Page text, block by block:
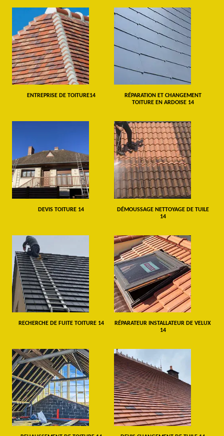
ENTREPRISE DE TOITURE14
RÉPARATION ET CHANGEMENT
TOITURE EN ARDOISE 14
DEVIS TOITURE 14
DÉMOUSSAGE NETTOYAGE DE TUILE
14
RECHERCHE DE FUITE TOITURE 14
RÉPARATEUR INSTALLATEUR DE VELUX
14